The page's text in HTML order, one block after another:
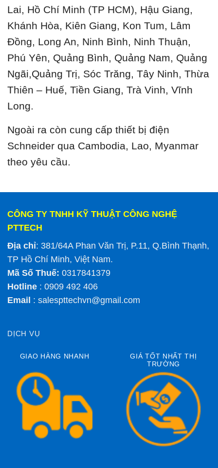
Lai, Hồ Chí Minh (TP HCM), Hậu Giang,
Khánh Hòa, Kiên Giang, Kon Tum, Lâm
Đồng, Long An, Ninh Bình, Ninh Thuận,
Phú Yên, Quảng Bình, Quảng Nam, Quảng
Ngãi,Quảng Trị, Sóc Trăng, Tây Ninh, Thừa
Thiên – Huế, Tiền Giang, Trà Vinh, Vĩnh
Long.
Ngoài ra còn cung cấp thiết bị điện
Schneider qua Cambodia, Lao, Myanmar
theo yêu cầu.
CÔNG TY TNHH KỸ THUẬT CÔNG NGHỆ
PTTECH
Địa chỉ: 381/64A Phan Văn Trị, P.11, Q.Bình Thạnh,
TP Hồ Chí Minh, Việt Nam.
Mã Số Thuế: 0317841379
Hotline : 0909 492 406
Email : salespttechvn@gmail.com
DỊCH VỤ
GIAO HÀNG NHANH
GIÁ TỐT NHẤT THỊ
TRƯỜNG